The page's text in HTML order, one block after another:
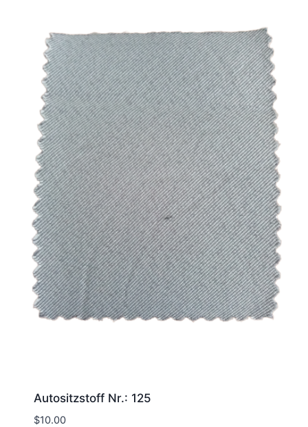
Autositzstoff Nr.: 125
$10.00